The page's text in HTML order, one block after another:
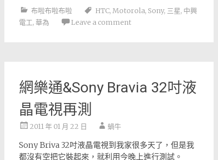
布啦布啦布啦 HTC, Motorola, Sony, 三星, 中興
電工, 華為 Leave a comment
網樂通&Sony Bravia 32吋液
晶電視再測
2011 年 01 月 22 日 蝸牛
Sony Briva 32吋液晶電視到我家很多天了，但是我
都沒有空把它裝起來，就利用今晚上進行測試。